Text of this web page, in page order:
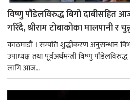
विष्णु पौडेलविरुद्ध बिगो दाबीसहित
गरिँदै, श्रीराम टोबाकोका मालपानी र
काठमाडौं । सम्पत्ति शुद्धीकरण अनुसन्धान
उपाध्यक्ष तथा पूर्वअर्थमन्त्री विष्णु
लागि आज...